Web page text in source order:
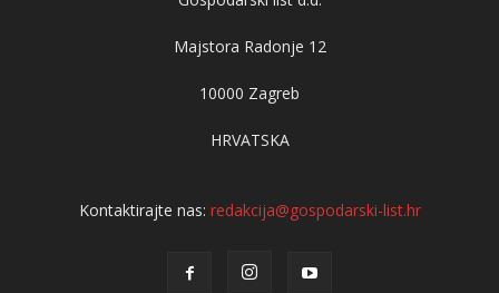
Majstora Radonje 12
10000 Zagreb
HRVATSKA
Kontaktirajte nas: redakcija@gospodarski-list.hr